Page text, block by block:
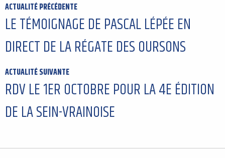
ACTUALITÉ PRÉCÉDENTE
LE TÉMOIGNAGE DE PASCAL LÉPÉE EN
DIRECT DE LA RÉGATE DES OURSONS
ACTUALITÉ SUIVANTE
RDV LE 1ER OCTOBRE POUR LA 4E ÉDITION
DE LA SEIN-VRAINOISE